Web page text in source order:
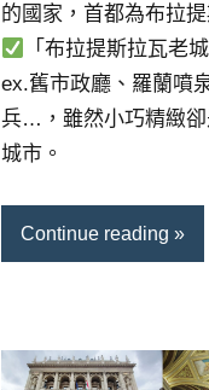
的國家，首都為布拉
「布拉提斯拉瓦老
ex.舊市政廳、羅蘭噴
兵…，雖然小巧精緻
城市。
Continue reading